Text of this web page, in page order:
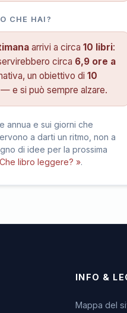
CHE HAI?
arrivi a circa 10 libri:
circa 6,9 ore a
un obiettivo di 10
e si può sempre alzare.
annua e sui giorni che
a darti un ritmo, non a
di idee per la prossima
libro leggere? ».
INFO &
Mappa del